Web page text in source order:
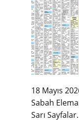
18 Mayıs
Sabah
Sarı Sayfalar.